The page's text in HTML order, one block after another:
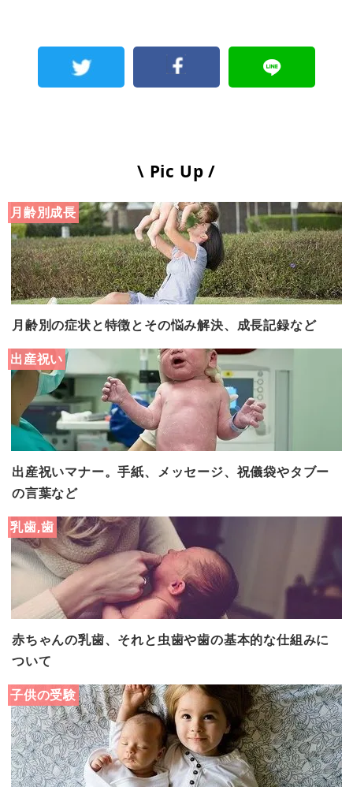
\ Pic Up /
月齢別成長
月齢別の症状と特徴とその悩み解決、成長記録など
出産祝い
出産祝いマナー。手紙、メッセージ、祝儀袋やタブー
の言葉など
乳歯,歯
赤ちゃんの乳歯、それと虫歯や歯の基本的な仕組みに
ついて
子供の受験